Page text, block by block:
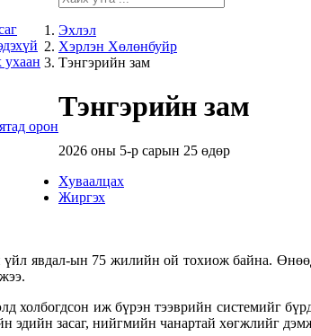
орон
Эхлэл
Хэрлэн Хөлөнбуйр
Тэнгэрийн зам
Тэнгэрийн зам
2026 оны 5-р сарын 25 өдөр
Хуваалцах
Жиргэх
явдал-ын 75 жилийн ой тохиож байна.
холбогдсон иж бүрэн тээврийн системийг
эдийн засаг, нийгмийн чанартай хөгжлийг